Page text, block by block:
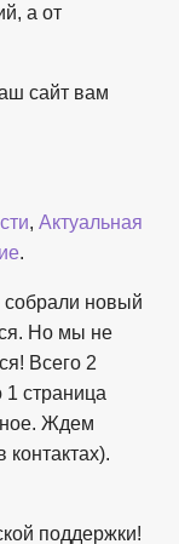
а от
сайт вам
,Актуальная
.
собрали новый
Но мы не
Всего 2
страница
Ждем
поддержки!